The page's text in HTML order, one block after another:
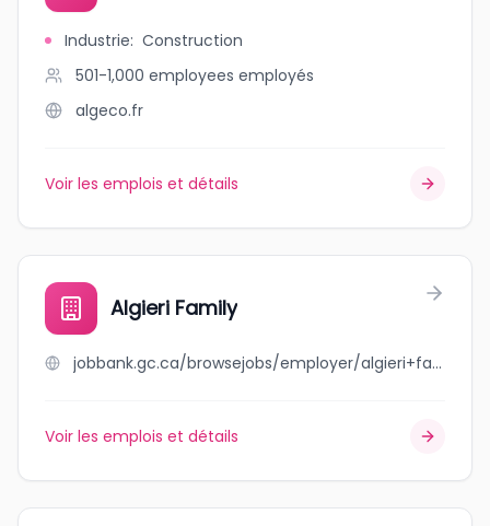
Industrie: Construction
501-1,000 employees employés
algeco.fr
Voir les emplois et détails
Algieri Family
jobbank.gc.ca/browsejobs/employer/algieri+family/ca
Voir les emplois et détails